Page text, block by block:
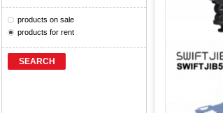
products on sale
products for rent
SEARCH